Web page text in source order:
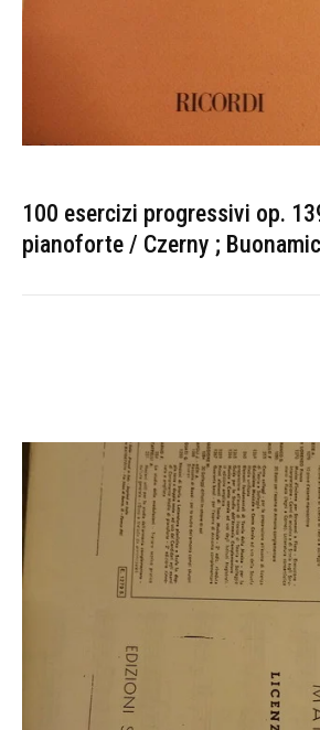
100 esercizi progressivi op.
pianoforte / Czerny ;